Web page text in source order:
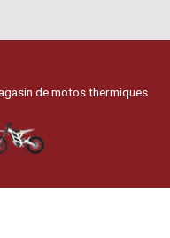
de motos thermiques